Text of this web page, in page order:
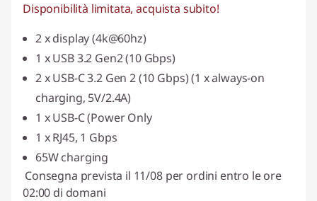
Disponibilità limitata, acquista subito!
2 x display (4k@60hz)
1 x USB 3.2 Gen2 (10 Gbps)
2 x USB-C 3.2 Gen 2 (10 Gbps) (1 x always-on
charging, 5V/2.4A)
1 x USB-C (Power Only
1 x RJ45, 1 Gbps
65W charging
Consegna prevista il 11/08 per ordini entro le ore
02:00 di domani